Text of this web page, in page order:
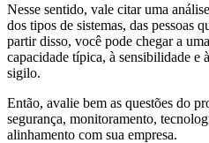
Nesse sentido, vale citar uma
dos tipos de sistemas, das pessoas
partir disso, você pode chegar a
capacidade típica, à sensibilidade e
sigilo.
Então, avalie bem as questões do
segurança, monitoramento,
alinhamento com sua empresa.